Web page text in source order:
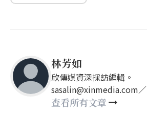
林芳如
欣傳媒資深採訪編輯。
sasalin@xinmedia.com／
happy21917@gmail.com
查看所有文章